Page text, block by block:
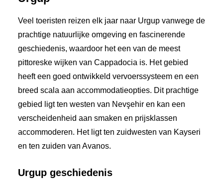
Veel toeristen reizen elk jaar naar Urgup vanwege de
prachtige natuurlijke omgeving en fascinerende
geschiedenis, waardoor het een van de meest
pittoreske wijken van Cappadocia is. Het gebied
heeft een goed ontwikkeld vervoerssysteem en een
breed scala aan accommodatieopties. Dit prachtige
gebied ligt ten westen van Nevşehir en kan een
verscheidenheid aan smaken en prijsklassen
accommoderen. Het ligt ten zuidwesten van Kayseri
en ten zuiden van Avanos.
Urgup geschiedenis